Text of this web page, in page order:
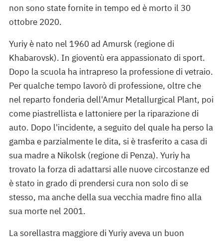
non sono state fornite in tempo ed è morto il 30
ottobre 2020.
Yuriy è nato nel 1960 ad Amursk (regione di
Khabarovsk). In gioventù era appassionato di sport.
Dopo la scuola ha intrapreso la professione di vetraio.
Per qualche tempo lavorò di professione, oltre che
nel reparto fonderia dell'Amur Metallurgical Plant, poi
come piastrellista e lattoniere per la riparazione di
auto. Dopo l'incidente, a seguito del quale ha perso la
gamba e parzialmente le dita, si è trasferito a casa di
sua madre a Nikolsk (regione di Penza). Yuriy ha
trovato la forza di adattarsi alle nuove circostanze ed
è stato in grado di prendersi cura non solo di se
stesso, ma anche della sua vecchia madre fino alla
sua morte nel 2001.
La sorellastra maggiore di Yuriy aveva un buon